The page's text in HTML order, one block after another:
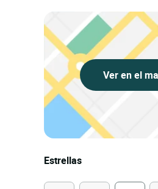
Ver en el
Estrellas